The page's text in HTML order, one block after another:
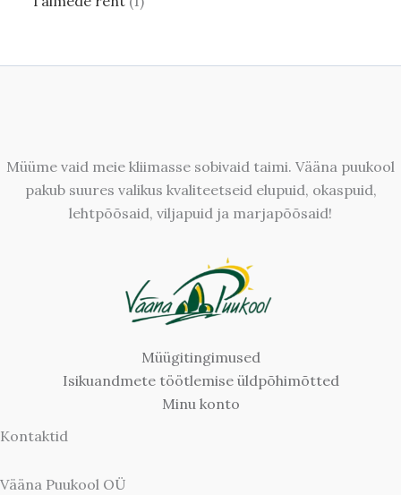
Müüme vaid meie kliimasse sobivaid taimi. Vääna puukool
pakub suures valikus kvaliteetseid elupuid, okaspuid,
lehtpõõsaid, viljapuid ja marjapõõsaid!
Müügitingimused
Isikuandmete töötlemise üldpõhimõtted
Minu konto
Kontaktid
Vääna Puukool OÜ